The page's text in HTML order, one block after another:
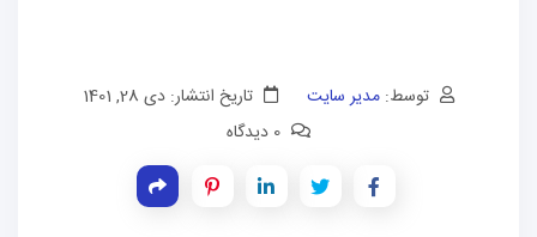
توسط: مدیر سایت
تاریخ انتشار: دی 28, 1401